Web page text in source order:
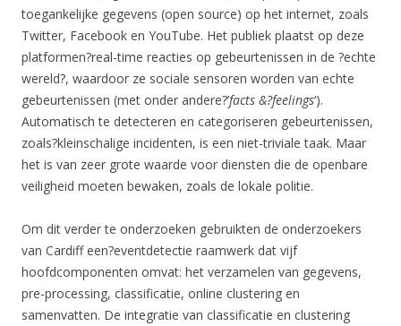
toegankelijke gegevens (open source) op het internet, zoals
Twitter, Facebook en YouTube. Het publiek plaatst op deze
platformen?real-time reacties op gebeurtenissen in de ?echte
wereld?, waardoor ze sociale sensoren worden van echte
gebeurtenissen (met onder andere?’facts &?feelings‘).
Automatisch te detecteren en categoriseren gebeurtenissen,
zoals?kleinschalige incidenten, is een niet-triviale taak. Maar
het is van zeer grote waarde voor diensten die de openbare
veiligheid moeten bewaken, zoals de lokale politie.
Om dit verder te onderzoeken gebruikten de onderzoekers
van Cardiff een?eventdetectie raamwerk dat vijf
hoofdcomponenten omvat: het verzamelen van gegevens,
pre-processing, classificatie, online clustering en
samenvatten. De integratie van classificatie en clustering